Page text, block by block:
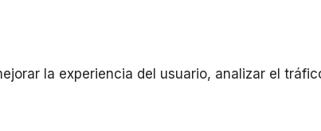
la experiencia del usuario, analizar el